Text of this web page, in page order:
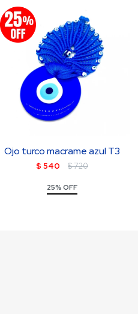
Ojo turco macrame azul T3
$ 540 $720
25% OFF